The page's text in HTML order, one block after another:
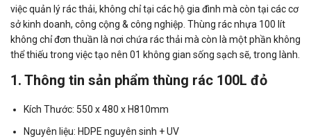
việc quản lý rác thải, không chỉ tại các hộ gia đình mà còn tại các cơ
sở kinh doanh, công cộng & công nghiệp. Thùng rác nhựa 100 lít
không chỉ đơn thuần là nơi chứa rác thải mà còn là một phần không
thể thiếu trong việc tạo nên 01 không gian sống sạch sẽ, trong lành.
1. Thông tin sản phẩm thùng rác 100L đỏ
Kích Thước: 550 x 480 x H810mm
Nguyên liệu: HDPE nguyên sinh + UV